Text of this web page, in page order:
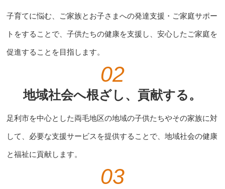
子育てに悩む、ご家族とお子さまへの発達支援・ご家庭サポー
トをすることで、子供たちの健康を支援し、安心したご家庭を
促進することを目指します。
02
地域社会へ根ざし、貢献する。
足利市を中心とした両毛地区の地域の子供たちやその家族に対
して、必要な支援サービスを提供することで、地域社会の健康
と福祉に貢献します。
03